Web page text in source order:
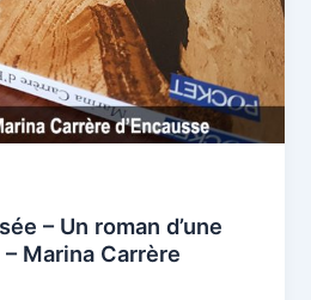
– Un roman d’une
Marina Carrère